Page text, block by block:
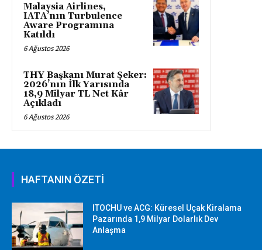
Malaysia Airlines,
IATA’nın Turbulence
Aware Programına
Katıldı
6 Ağustos 2026
THY Başkanı Murat Şeker:
2026’nın İlk Yarısında
18,9 Milyar TL Net Kâr
Açıkladı
6 Ağustos 2026
HAFTANIN ÖZETİ
ITOCHU ve ACG: Küresel Uçak Kiralama
Pazarında 1,9 Milyar Dolarlık Dev
Anlaşma